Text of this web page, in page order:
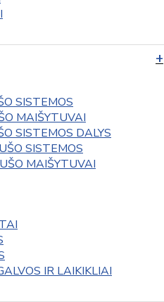
SISTEMOS
MAIŠYTUVAI
SISTEMOS DALYS
SISTEMOS
MAIŠYTUVAI
IR LAIKIKLIAI